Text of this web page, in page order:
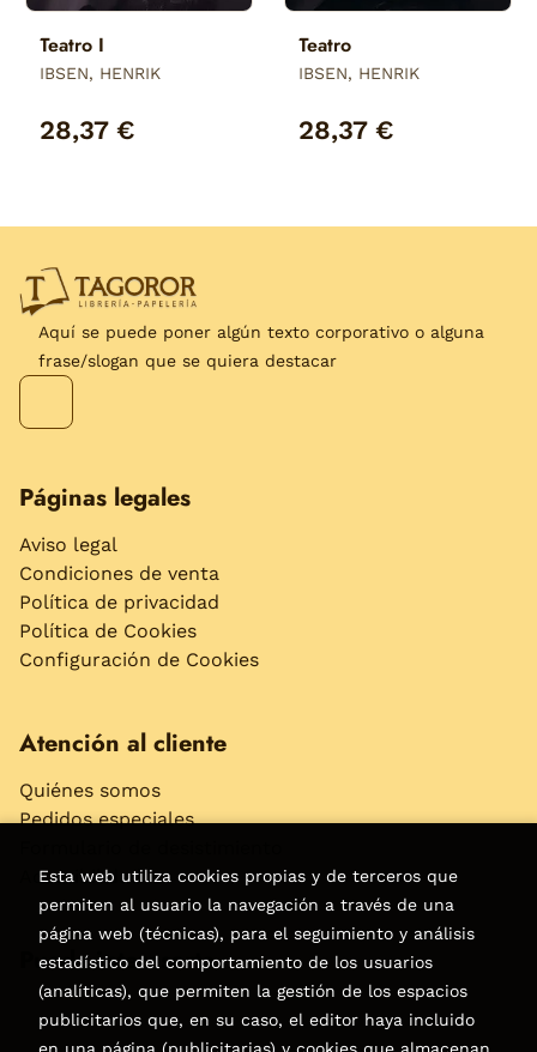
Teatro I
IBSEN, HENRIK
28,37 €
Teatro
IBSEN, HENRIK
28,37 €
Aquí se puede poner algún texto corporativo o alguna
frase/slogan que se quiera destacar
Páginas legales
Aviso legal
Condiciones de venta
Política de privacidad
Política de Cookies
Configuración de Cookies
Atención al cliente
Quiénes somos
Pedidos especiales
Accesibilidad
Puede interesarte
Esta web utiliza cookies propias y de terceros que
permiten al usuario la navegación a través de una
página web (técnicas), para el seguimiento y análisis
estadístico del comportamiento de los usuarios
(analíticas), que permiten la gestión de los espacios
publicitarios que, en su caso, el editor haya incluido